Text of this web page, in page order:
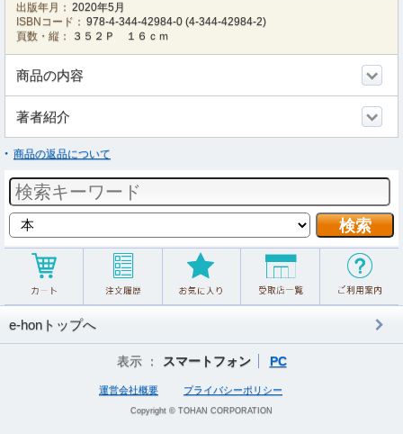
出版年月： 2020年5月
ISBNコード： 978-4-344-42984-0 (4-344-42984-2)
頁数・縦：
３５２Ｐ １６ｃｍ
商品の内容
著者紹介
商品の返品について
e-honトップへ
表示 ： スマートフォン PC
運営会社概要 プライバシーポリシー
Copyright © TOHAN CORPORATION